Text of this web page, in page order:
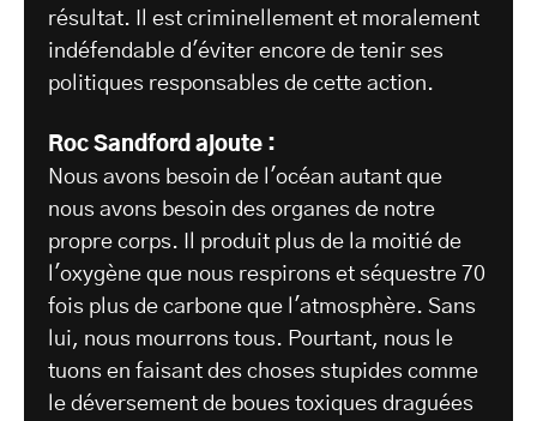
résultat. Il est criminellement et moralement
indéfendable d'éviter encore de tenir ses
politiques responsables de cette action.
Roc Sandford ajoute :
Nous avons besoin de l'océan autant que
nous avons besoin des organes de notre
propre corps. Il produit plus de la moitié de
l'oxygène que nous respirons et séquestre 70
fois plus de carbone que l'atmosphère. Sans
lui, nous mourrons tous. Pourtant, nous le
tuons en faisant des choses stupides comme
le déversement de boues toxiques draguées